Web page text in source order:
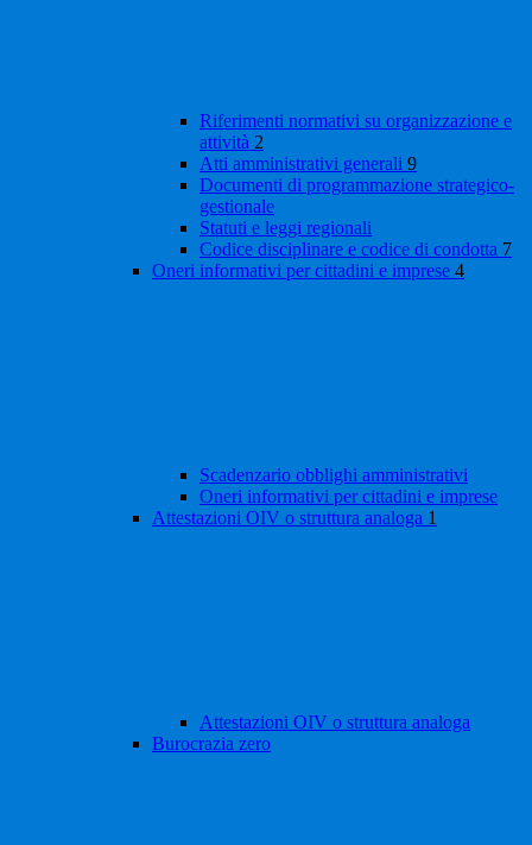
Riferimenti normativi su organizzazione e
attività 2
Atti amministrativi generali 9
Documenti di programmazione strategico-
gestionale
Statuti e leggi regionali
Codice disciplinare e codice di condotta 7
Oneri informativi per cittadini e imprese 4
Scadenzario obblighi amministrativi
Oneri informativi per cittadini e imprese
Attestazioni OIV o struttura analoga 1
Attestazioni OIV o struttura analoga
Burocrazia zero